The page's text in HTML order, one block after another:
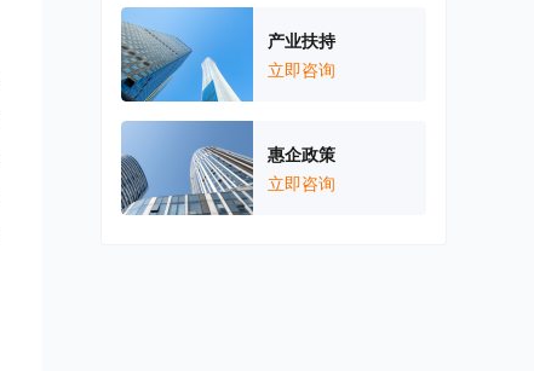
产业扶持
立即咨询
惠企政策
立即咨询